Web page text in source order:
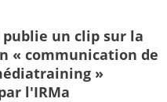
publie un clip sur la
« communication de
»
l'IRMa